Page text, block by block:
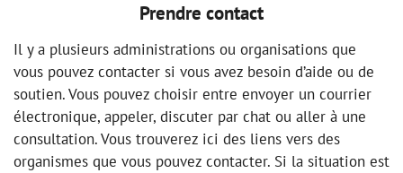
Prendre contact
Il y a plusieurs administrations ou organisations que
vous pouvez contacter si vous avez besoin d’aide ou de
soutien. Vous pouvez choisir entre envoyer un courrier
électronique, appeler, discuter par chat ou aller à une
consultation. Vous trouverez ici des liens vers des
organismes que vous pouvez contacter. Si la situation est